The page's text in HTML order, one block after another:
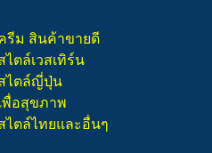
รีม สินค้าขายดี
ตล์เวสเทิร์น
ไตล์ญี่ปุ่น
พื่อสุขภาพ
ไตล์ไทยและอื่นๆ